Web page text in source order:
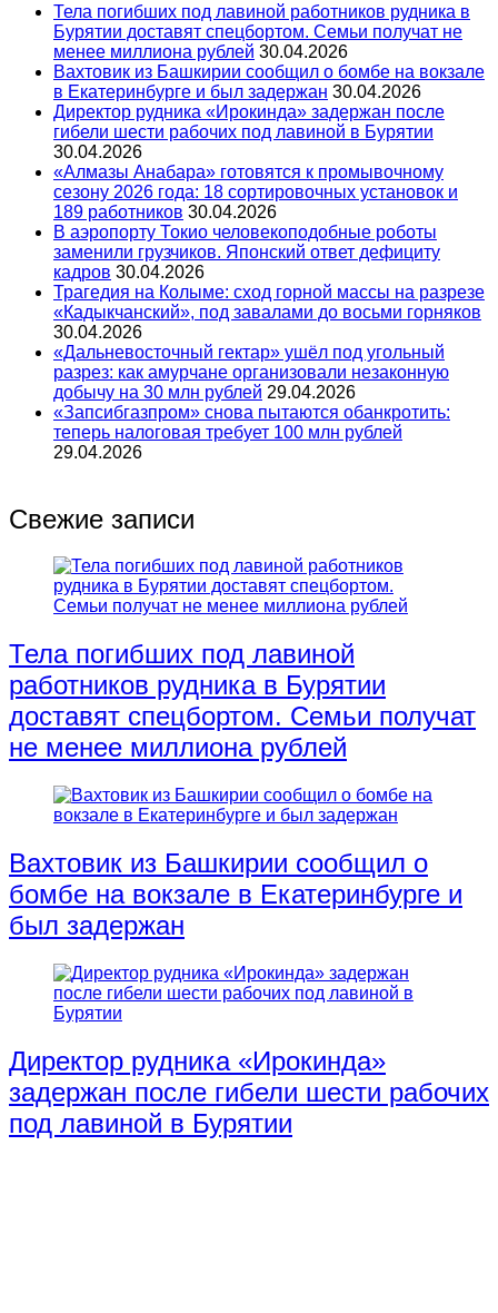
Тела погибших под лавиной работников рудника в
Бурятии доставят спецбортом. Семьи получат не
менее миллиона рублей 30.04.2026
Вахтовик из Башкирии сообщил о бомбе на вокзале
в Екатеринбурге и был задержан 30.04.2026
Директор рудника «Ирокинда» задержан после
гибели шести рабочих под лавиной в Бурятии
30.04.2026
«Алмазы Анабара» готовятся к промывочному
сезону 2026 года: 18 сортировочных установок и
189 работников 30.04.2026
В аэропорту Токио человекоподобные роботы
заменили грузчиков. Японский ответ дефициту
кадров 30.04.2026
Трагедия на Колыме: сход горной массы на разрезе
«Кадыкчанский», под завалами до восьми горняков
30.04.2026
«Дальневосточный гектар» ушёл под угольный
разрез: как амурчане организовали незаконную
добычу на 30 млн рублей 29.04.2026
«Запсибгазпром» снова пытаются обанкротить:
теперь налоговая требует 100 млн рублей
29.04.2026
Свежие записи
Тела погибших под лавиной
работников рудника в Бурятии
доставят спецбортом. Семьи получат
не менее миллиона рублей
Вахтовик из Башкирии сообщил о
бомбе на вокзале в Екатеринбурге и
был задержан
Директор рудника «Ирокинда»
задержан после гибели шести рабочих
под лавиной в Бурятии